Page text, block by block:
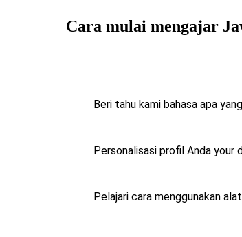
Cara mulai mengajar
Beri tahu kami bahasa apa
Personalisasi profil Anda your
Pelajari cara menggunakan